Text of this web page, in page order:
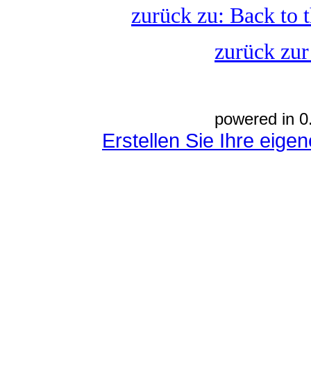
zurück zu: Back to
zurück
powered in
Erstellen Sie Ihre